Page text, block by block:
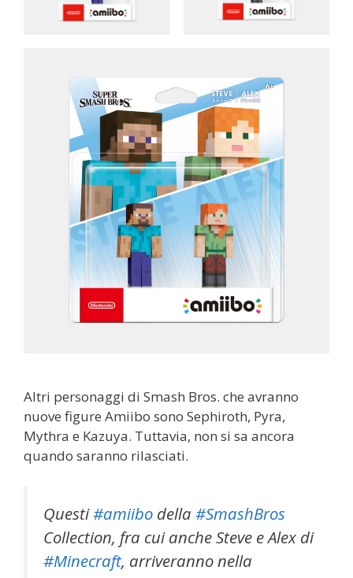
Altri personaggi di Smash Bros. che avranno
nuove figure Amiibo sono Sephiroth, Pyra,
Mythra e Kazuya. Tuttavia, non si sa ancora
quando saranno rilasciati.
Questi#amiibo della #SmashBros
Collection, fra cui anche Steve e Alex di
#Minecraft, arriveranno nella